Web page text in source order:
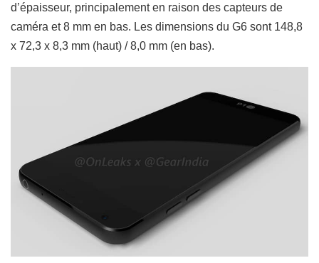
d’épaisseur, principalement en raison des capteurs de
caméra et 8 mm en bas. Les dimensions du G6 sont 148,8
x 72,3 x 8,3 mm (haut) / 8,0 mm (en bas).